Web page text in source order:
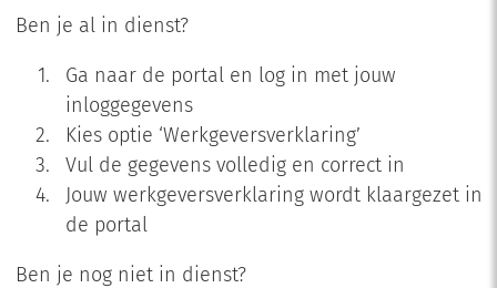
Ben je al in dienst?
Ga naar de portal en log in met jouw
inloggegevens
Kies optie ‘Werkgeversverklaring’
Vul de gegevens volledig en correct in
Jouw werkgeversverklaring wordt klaargezet in
de portal
Ben je nog niet in dienst?